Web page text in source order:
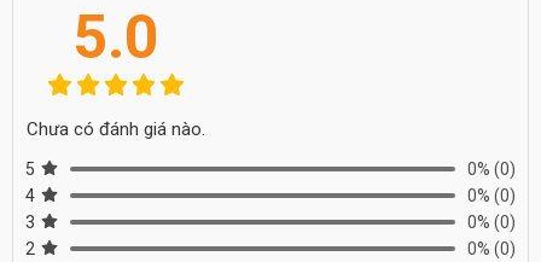
5.0
Chưa có đánh giá nào.
5 0% (0)
4
0% (0)
3
0% (0)
2
0% (0)